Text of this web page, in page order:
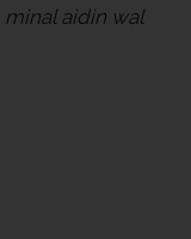
minal aidin wal